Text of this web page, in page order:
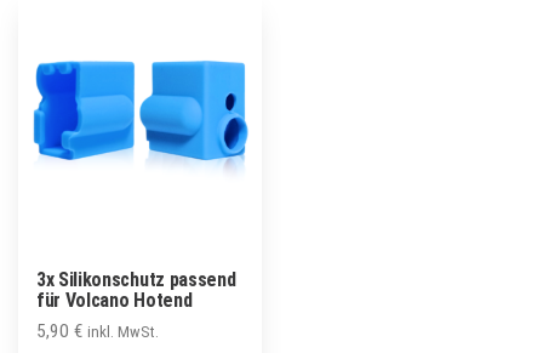
3x Silikonschutz passend
für Volcano Hotend
5,90 € inkl. MwSt.